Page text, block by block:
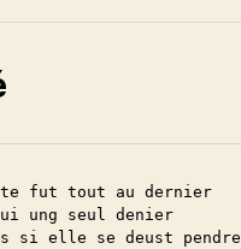
fut tout au dernier
ung seul denier
si elle se deust pendre